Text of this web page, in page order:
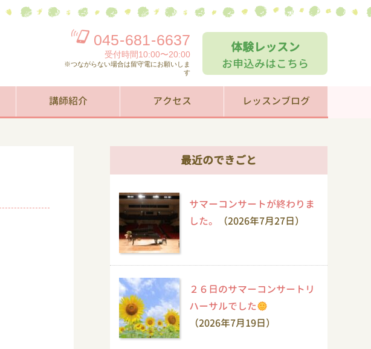
045-681-6637
受付時間10:00〜20:00
※つながらない場合は留守電にお願いしま
す
体験レッスン
お申込みはこちら
講師紹介 アクセス レッスンブログ
最近のできごと
サマーコンサートが終わりま
した。
（2026年7月27日）
２６日のサマーコンサートリ
ハーサルでした
（2026年7月19日）